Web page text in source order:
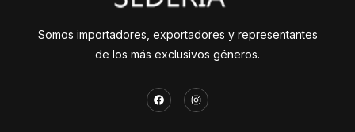
Somos importadores, exportadores y representantes
de los más exclusivos géneros.